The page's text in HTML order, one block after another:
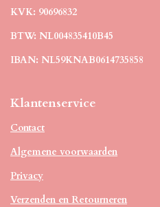
KVK: 90696832
BTW: NL004835410B45
IBAN: NL59KNAB0614735858
Klantenservice
Contact
Algemene voorwaarden
Privacy
Verzenden en Retourneren